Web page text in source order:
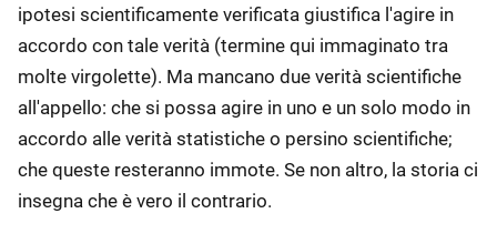
ipotesi scientificamente verificata giustifica l'agire in
accordo con tale verità (termine qui immaginato tra
molte virgolette). Ma mancano due verità scientifiche
all'appello: che si possa agire in uno e un solo modo in
accordo alle verità statistiche o persino scientifiche;
che queste resteranno immote. Se non altro, la storia ci
insegna che è vero il contrario.